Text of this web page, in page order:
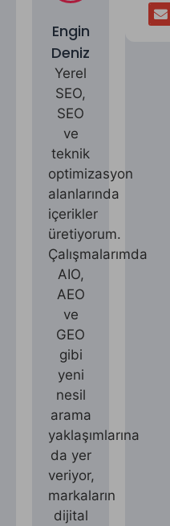
Engin
Deniz
Yerel
SEO,
SEO
ve
teknik
optimizasyon
alanlarında
içerikler
üretiyorum.
Çalışmalarımda
AIO,
AEO
ve
GEO
gibi
yeni
nesil
arama
yaklaşımlarına
da yer
veriyor,
markaların
dijital